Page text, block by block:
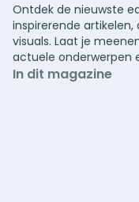
Ontdek de nieuwste
inspirerende
visuals. Laat je
actuele onderwerpen
In dit magazine